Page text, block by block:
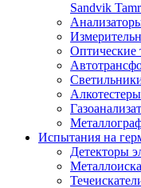
Sandvik
Алкотестеры
Испытания на
Детекторы